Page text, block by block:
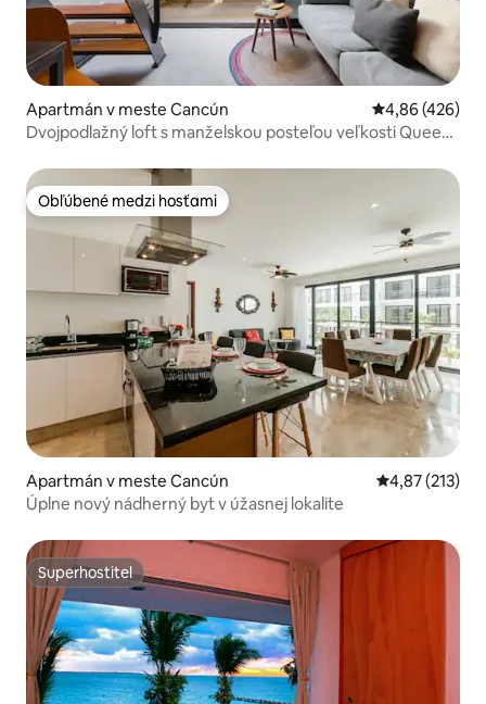
Apartmán v meste Cancún Priemerné
4,86 (426)
Dvojpodlažný loft s manželskou posteľou veľkosti Queen
Obľúbené medzi hosťami
Obľúbené medzi hosťami
Apartmán v meste Cancún Priemerné
4,87 (213)
Úplne nový nádherný byt v úžasnej lokalite
Superhostiteľ
Superhostiteľ